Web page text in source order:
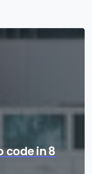
code in 8